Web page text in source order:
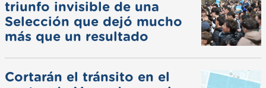
triunfo invisible de una
Selección que dejó mucho
más que un resultado
Cortarán el tránsito en el